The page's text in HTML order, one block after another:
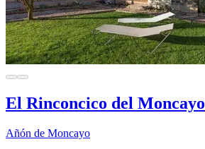
El Rinconcico del Moncayo
Añón de Moncayo